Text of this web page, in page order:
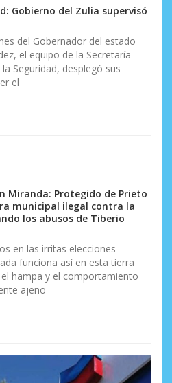
Gobierno del Zulia supervisó
del Gobernador del estado
el equipo de la Secretaría
Seguridad, desplegó sus
el
Miranda: Protegido de Prieto
municipal ilegal contra la
los abusos de Tiberio
en las irritas elecciones
funciona así en esta tierra
hampa y el comportamiento
ajeno